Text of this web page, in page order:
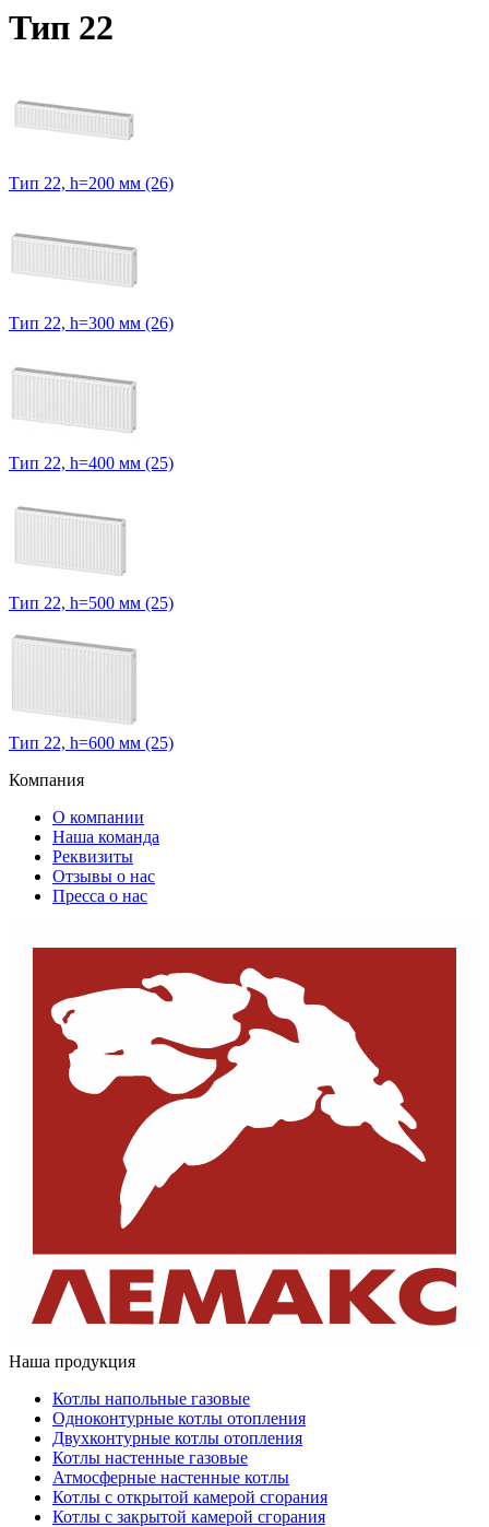
Тип 22
Тип 22, h=200 мм (26)
Тип 22, h=300 мм (26)
Тип 22, h=400 мм (25)
Тип 22, h=500 мм (25)
Тип 22, h=600 мм (25)
Компания
О компании
Наша команда
Реквизиты
Отзывы о нас
Пресса о нас
Наша продукция
Котлы напольные газовые
Одноконтурные котлы отопления
Двухконтурные котлы отопления
Котлы настенные газовые
Атмосферные настенные котлы
Котлы с открытой камерой сгорания
Котлы с закрытой камерой сгорания